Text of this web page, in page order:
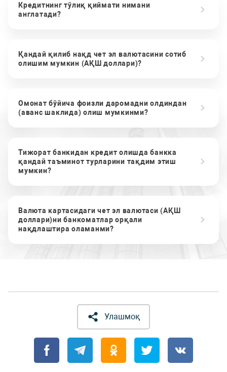
Кредитнинг тўлиқ қиймати нимани
англатади?
Қандай қилиб нақд чет эл валютасини сотиб
олишим мумкин (АҚШ доллари)?
Омонат бўйича фоизли даромадни олдиндан
(аванс шаклида) олиш мумкинми?
Тижорат банкидан кредит олишда банкка
қандай таъминот турларини тақдим этиш
мумкин?
Валюта картасидаги чет эл валютаси (АҚШ
доллари)ни банкоматлар орқали
нақдлаштира оламанми?
Улашмоқ